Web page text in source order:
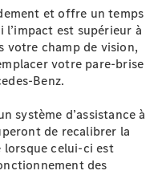
et offre un temps
est supérieur à
votre champ de vision,
votre pare-brise
Benz.
système d’assistance à
de recalibrer la
lorsque celui-ci est
des